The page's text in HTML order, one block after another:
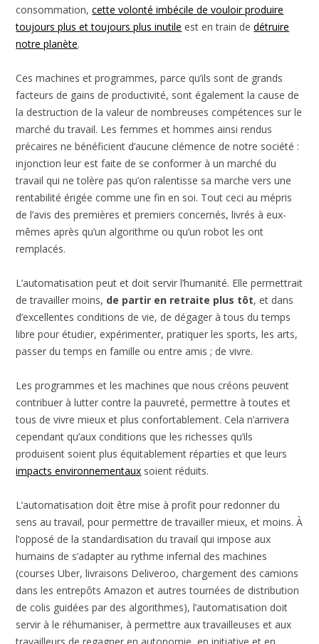
consommation,cette volonté imbécile de vouloir produire
toujours plus et toujours plus inutile est en train dedétruire
notre planète.
Ces machines et programmes, parce qu’ils sont de grands
facteurs de gains de productivité, sont également la cause de
la destruction de la valeur de nombreuses compétences sur le
marché du travail. Les femmes et hommes ainsi rendus
précaires ne bénéficient d’aucune clémence de notre société :
injonction leur est faite de se conformer à un marché du
travail qui ne tolère pas qu’on ralentisse sa marche vers une
rentabilité érigée comme une fin en soi. Tout ceci au mépris
de l’avis des premières et premiers concernés, livrés à eux-
mêmes après qu’un algorithme ou qu’un robot les ont
remplacés.
L’automatisation peut et doit servir l’humanité. Elle permettrait
de travailler moins, de partir en retraite plus tôt, et dans
d’excellentes conditions de vie, de dégager à tous du temps
libre pour étudier, expérimenter, pratiquer les sports, les arts,
passer du temps en famille ou entre amis ; de vivre.
Les programmes et les machines que nous créons peuvent
contribuer à lutter contre la pauvreté, permettre à toutes et
tous de vivre mieux et plus confortablement. Cela n’arrivera
cependant qu’aux conditions que les richesses qu’ils
produisent soient plus équitablement réparties et que leurs
impacts environnementaux soient réduits.
L’automatisation doit être mise à profit pour redonner du
sens au travail, pour permettre de travailler mieux, et moins. À
l’opposé de la standardisation du travail qui impose aux
humains de s’adapter au rythme infernal des machines
(courses Uber, livraisons Deliveroo, chargement des camions
dans les entrepôts Amazon et autres tournées de distribution
de colis guidées par des algorithmes), l’automatisation doit
servir à le réhumaniser, à permettre aux travailleuses et aux